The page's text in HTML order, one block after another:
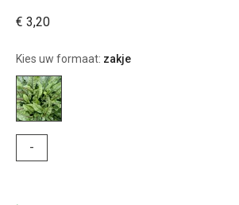
€ 3,20
Kies uw formaat: zakje
-
.